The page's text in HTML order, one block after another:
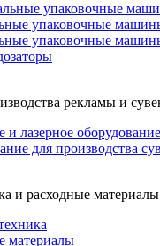
упаковочные
упаковочные
упаковочные
рекламы и
и лазерное
для производства
и расходные материалы
материалы